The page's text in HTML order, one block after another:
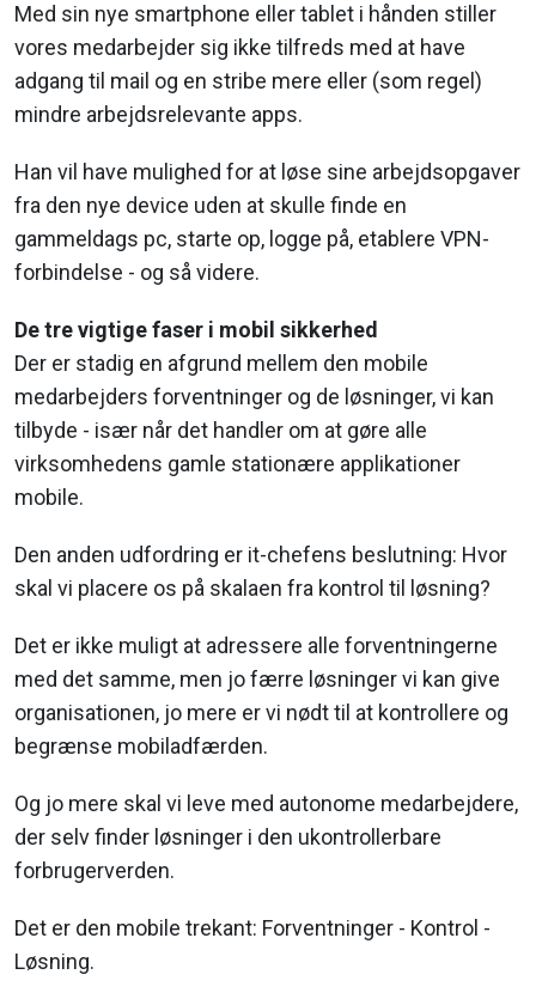
Med sin nye smartphone eller tablet i hånden stiller
vores medarbejder sig ikke tilfreds med at have
adgang til mail og en stribe mere eller (som regel)
mindre arbejdsrelevante apps.
Han vil have mulighed for at løse sine arbejdsopgaver
fra den nye device uden at skulle finde en
gammeldags pc, starte op, logge på, etablere VPN-
forbindelse - og så videre.
De tre vigtige faser i mobil sikkerhed
Der er stadig en afgrund mellem den mobile
medarbejders forventninger og de løsninger, vi kan
tilbyde - især når det handler om at gøre alle
virksomhedens gamle stationære applikationer
mobile.
Den anden udfordring er it-chefens beslutning: Hvor
skal vi placere os på skalaen fra kontrol til løsning?
Det er ikke muligt at adressere alle forventningerne
med det samme, men jo færre løsninger vi kan give
organisationen, jo mere er vi nødt til at kontrollere og
begrænse mobiladfærden.
Og jo mere skal vi leve med autonome medarbejdere,
der selv finder løsninger i den ukontrollerbare
forbrugerverden.
Det er den mobile trekant: Forventninger - Kontrol -
Løsning.